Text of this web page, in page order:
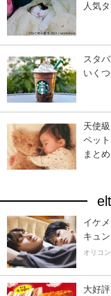
人気
スタ
いく
天使
ペッ
まとめ
イケ
キュン
オリコ
大好